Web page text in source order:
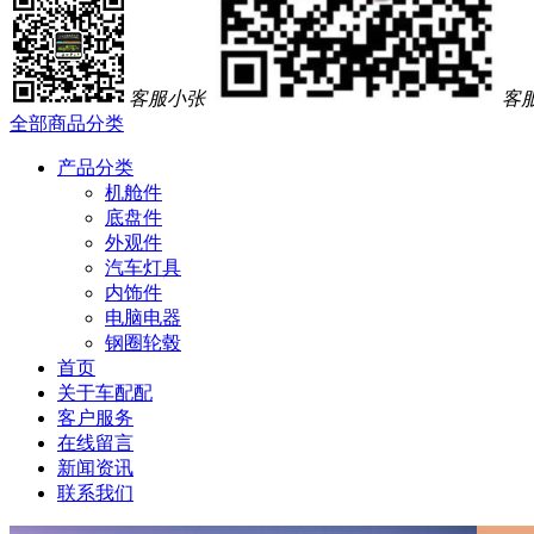
客服小张
客
全部商品分类
产品分类
机舱件
底盘件
外观件
汽车灯具
内饰件
电脑电器
钢圈轮毂
首页
关于车配配
客户服务
在线留言
新闻资讯
联系我们